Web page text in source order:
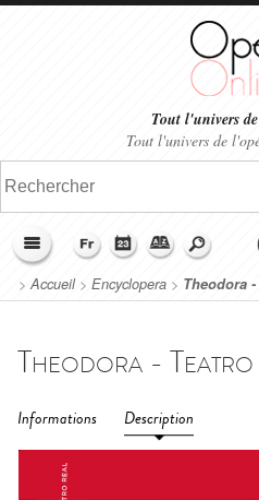
Tout l'univers
Tout l'univers de
>Accueil> Encyclopera > Theodora -
Informations Description